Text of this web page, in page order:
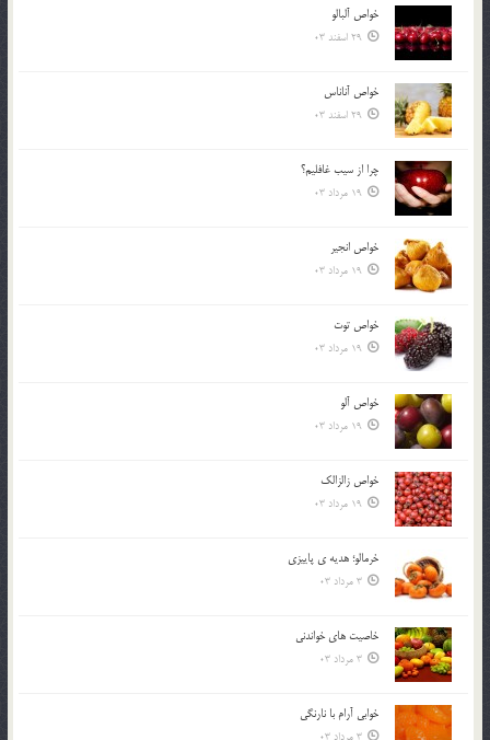
خواص آلبالو
29 اسفند 03
خواص آناناس
29 اسفند 03
چرا از سيب غافليم؟
19 مرداد 03
خواص انجير
19 مرداد 03
خواص توت
19 مرداد 03
خواص آلو
19 مرداد 03
خواص زالزالک
19 مرداد 03
خرمالو؛ هديه ي پاييزي
3 مرداد 03
خاصيت هاي خواندني
3 مرداد 03
خوابي آرام با نارنگي